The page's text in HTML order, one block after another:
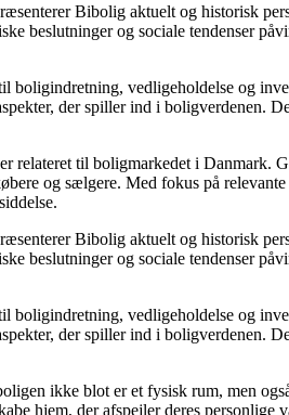
Bibolig aktuelt og historisk
beslutninger og sociale tendenser
vedligeholdelse og
der spiller ind i boligverdenen.
relateret til boligmarkedet i Danmark.
og sælgere. Med fokus på
Bibolig aktuelt og historisk
beslutninger og sociale tendenser
vedligeholdelse og
der spiller ind i boligverdenen.
ikke blot er et fysisk rum, men
hjem, der afspejler deres